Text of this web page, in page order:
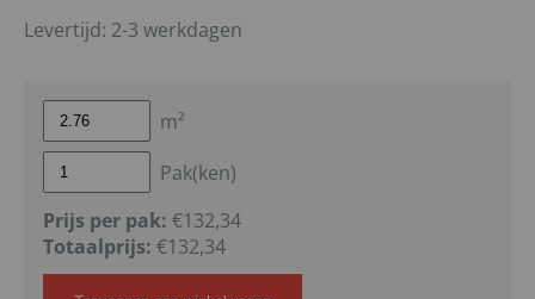
Levertijd: 2-3 werkdagen
m²
Pak(ken)
Prijs per pak: €132,34
Totaalprijs: €132,34